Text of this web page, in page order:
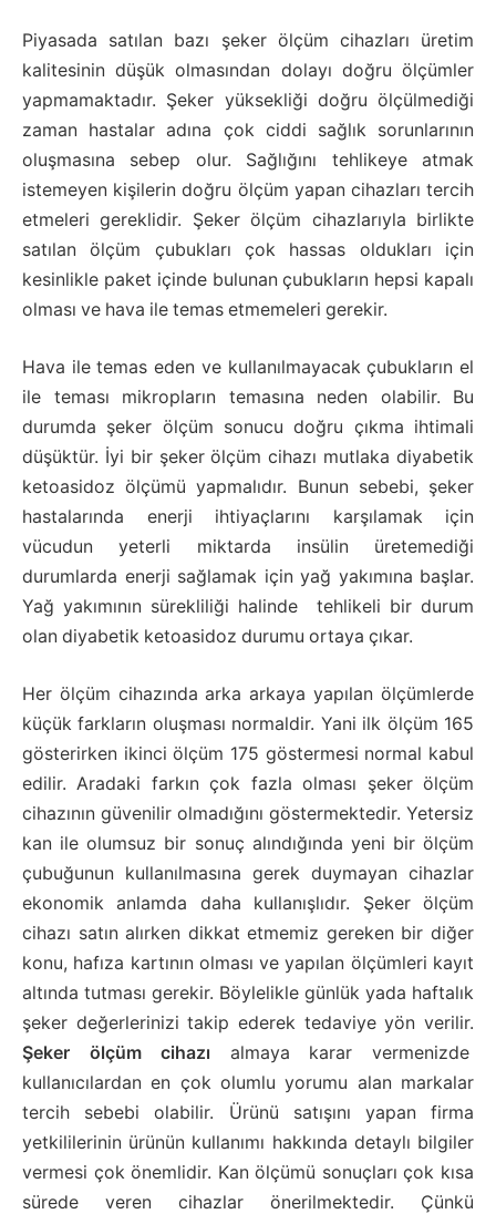
Piyasada satılan bazı şeker ölçüm cihazları üretim
kalitesinin düşük olmasından dolayı doğru ölçümler
yapmamaktadır. Şeker yüksekliği doğru ölçülmediği
zaman hastalar adına çok ciddi sağlık sorunlarının
oluşmasına sebep olur. Sağlığını tehlikeye atmak
istemeyen kişilerin doğru ölçüm yapan cihazları tercih
etmeleri gereklidir. Şeker ölçüm cihazlarıyla birlikte
satılan ölçüm çubukları çok hassas oldukları için
kesinlikle paket içinde bulunan çubukların hepsi kapalı
olması ve hava ile temas etmemeleri gerekir.
Hava ile temas eden ve kullanılmayacak çubukların el
ile teması mikropların temasına neden olabilir. Bu
durumda şeker ölçüm sonucu doğru çıkma ihtimali
düşüktür. İyi bir şeker ölçüm cihazı mutlaka diyabetik
ketoasidoz ölçümü yapmalıdır. Bunun sebebi, şeker
hastalarında enerji ihtiyaçlarını karşılamak için
vücudun yeterli miktarda insülin üretemediği
durumlarda enerji sağlamak için yağ yakımına başlar.
Yağ yakımının sürekliliği halinde tehlikeli bir durum
olan diyabetik ketoasidoz durumu ortaya çıkar.
Her ölçüm cihazında arka arkaya yapılan ölçümlerde
küçük farkların oluşması normaldir. Yani ilk ölçüm 165
gösterirken ikinci ölçüm 175 göstermesi normal kabul
edilir. Aradaki farkın çok fazla olması şeker ölçüm
cihazının güvenilir olmadığını göstermektedir. Yetersiz
kan ile olumsuz bir sonuç alındığında yeni bir ölçüm
çubuğunun kullanılmasına gerek duymayan cihazlar
ekonomik anlamda daha kullanışlıdır. Şeker ölçüm
cihazı satın alırken dikkat etmemiz gereken bir diğer
konu, hafıza kartının olması ve yapılan ölçümleri kayıt
altında tutması gerekir. Böylelikle günlük yada haftalık
şeker değerlerinizi takip ederek tedaviye yön verilir.
Şeker ölçüm cihazı almaya karar vermenizde
kullanıcılardan en çok olumlu yorumu alan markalar
tercih sebebi olabilir. Ürünü satışını yapan firma
yetkililerinin ürünün kullanımı hakkında detaylı bilgiler
vermesi çok önemlidir. Kan ölçümü sonuçları çok kısa
sürede veren cihazlar önerilmektedir. Çünkü